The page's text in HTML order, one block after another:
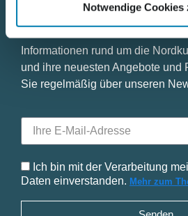
Notwendige Cookies
Bleiben Sie mit uns in
Informationen rund um die
und ihre neuesten Angebote und
Sie regelmäßig über unseren
Ich bin mit der Verarbeitung
Daten einverstanden. Mehr zum